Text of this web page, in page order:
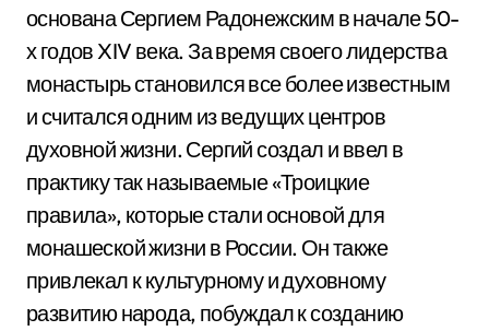
основана Сергием Радонежским в начале 50-
х годов XIV века. За время своего лидерства
монастырь становился все более известным
и считался одним из ведущих центров
духовной жизни. Сергий создал и ввел в
практику так называемые «Троицкие
правила», которые стали основой для
монашеской жизни в России. Он также
привлекал к культурному и духовному
развитию народа, побуждал к созданию